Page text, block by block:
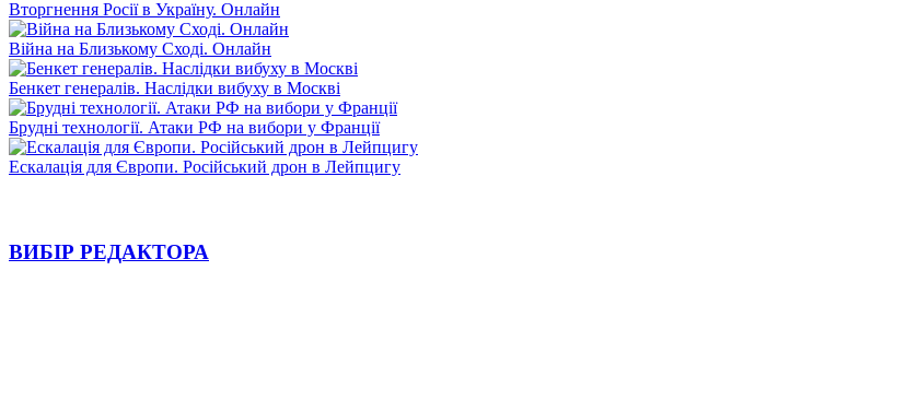
Вторгнення Росії в Україну. Онлайн
Війна на Близькому Сході. Онлайн
Бенкет генералів. Наслідки вибуху в Москві
Брудні технології. Атаки РФ на вибори у Франції
Ескалація для Європи. Російський дрон в Лейпцигу
ВИБІР РЕДАКТОРА